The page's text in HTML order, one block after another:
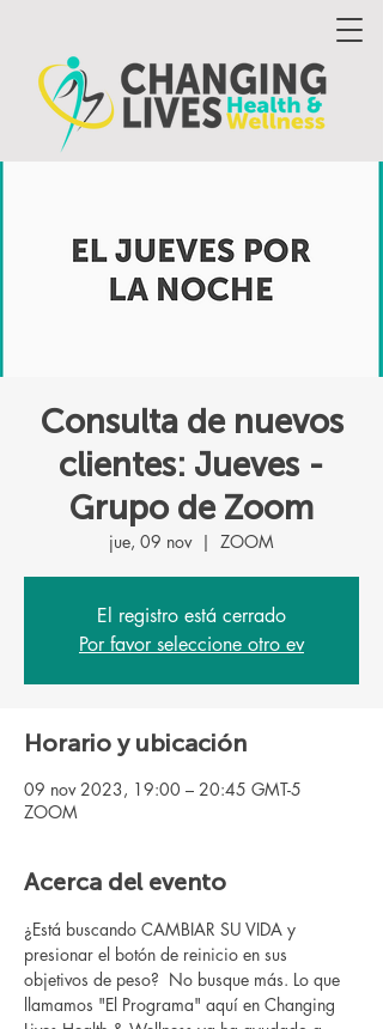
Consulta de nuevos
clientes: Jueves -
Grupo de Zoom
jue, 09 nov
  |
ZOOM
El registro está cerrado
Por favor seleccione otro ev
Horario y ubicación
09 nov 2023, 19:00 – 20:45 GMT-5
ZOOM
Acerca del evento
¿Está buscando CAMBIAR SU VIDA y
presionar el botón de reinicio en sus
objetivos de peso?  No busque más. Lo que
llamamos "El Programa" aquí en Changing